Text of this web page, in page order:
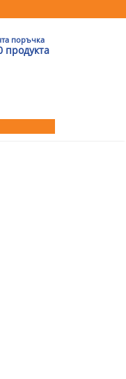
поръчка
продукта